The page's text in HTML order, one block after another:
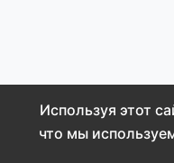
Используя этот
что мы